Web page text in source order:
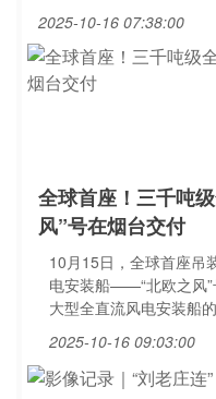
2025-10-16 07:38:00
全球首座！三千吨
风”号在烟台交付
10月15日，全球首座吊
电安装船——“北欧之风”
大型全直流风电安装船
2025-10-16 09:03:00